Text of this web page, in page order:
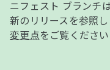
ニフェスト ブランチ
新のリリースを参照
変更点をご覧ください